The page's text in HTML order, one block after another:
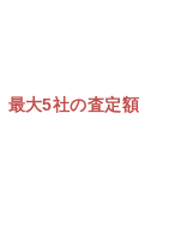
最大5社の査定額